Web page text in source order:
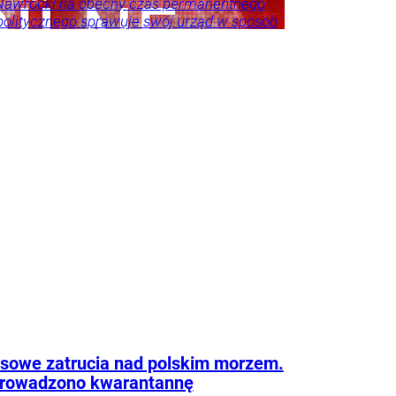
na obecny czas permanentnego
sprawuje swój urząd w sposób
zatrucia nad polskim morzem.
kwarantannę